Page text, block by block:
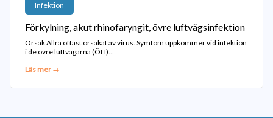
Infektion
Förkylning, akut rhinofaryngit, övre luftvägsinfektion
Orsak Allra oftast orsakat av virus. Symtom uppkommer vid infektion
i de övre luftvägarna (ÖLI)...
Läs mer →